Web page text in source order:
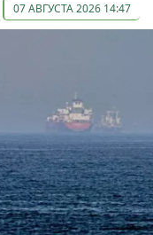
07 АВГУСТА 2026 14:47